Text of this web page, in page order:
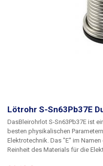
Lötrohr S-Sn63Pb37E
DasBleirohrlot S-Sn63Pb37E ist
besten physikalischen
Elektrotechnik. Das "E" im
Reinheit des Materials für die